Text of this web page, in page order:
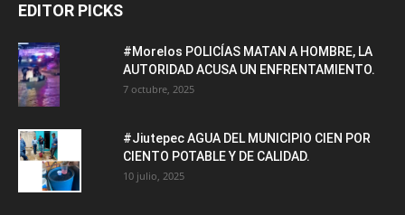
EDITOR PICKS
#Morelos POLICÍAS MATAN A HOMBRE, LA
AUTORIDAD ACUSA UN ENFRENTAMIENTO.
7 octubre, 2025
#Jiutepec AGUA DEL MUNICIPIO CIEN POR
CIENTO POTABLE Y DE CALIDAD.
10 julio, 2025